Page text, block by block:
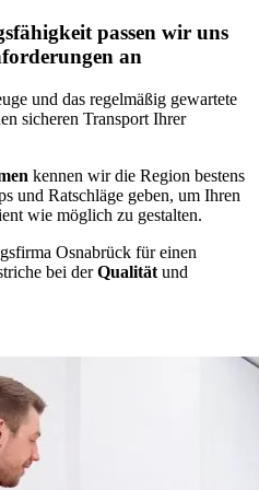
passen wir uns
an
und das regelmäßig gewartete
sicheren Transport Ihrer
kennen wir die Region bestens
und Ratschläge geben, um Ihren
wie möglich zu gestalten.
Osnabrück für einen
bei derQualität und